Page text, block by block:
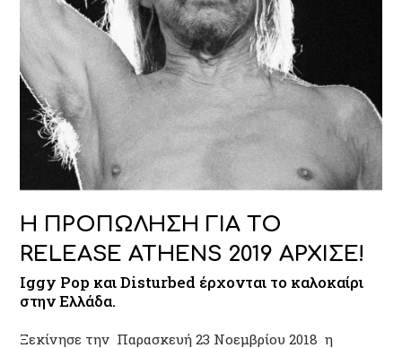
H ΠΡΟΠΩΛΗΣΗ ΓΙΑ ΤΟ
RELEASE ATHENS 2019 ΑΡΧΙΣΕ!
Iggy Pop και Disturbed έρχονται το καλοκαίρι
στην Ελλάδα.
Ξεκίνησε την Παρασκευή 23 Νοεμβρίου 2018 η